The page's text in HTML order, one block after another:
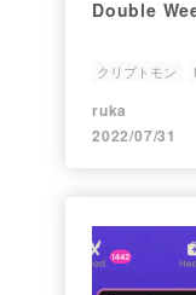
Double
クリプトモン
ruka
2022/07/31